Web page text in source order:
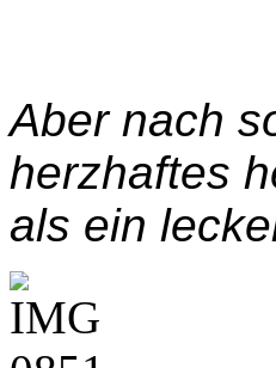
Aber nach
herzhaftes
als ein